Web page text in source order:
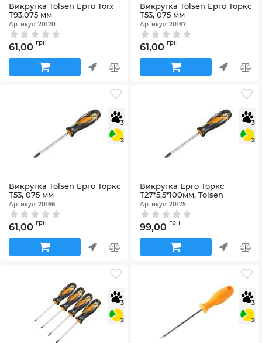
Викрутка Tolsen Ерго Torx
T93,075 мм
Артикул: 20170
61,00 грн
Викрутка Tolsen Ерго Торкс
T53, 075 мм
Артикул: 20167
61,00 грн
3
2
Викрутка Tolsen Ерго Торкс
T53, 075 мм
Артикул: 20166
61,00 грн
3
2
Викрутка Ерго Торкс
Т27*5,5*100мм, Tolsen
Артикул: 20175
99,00 грн
3
2
3
2